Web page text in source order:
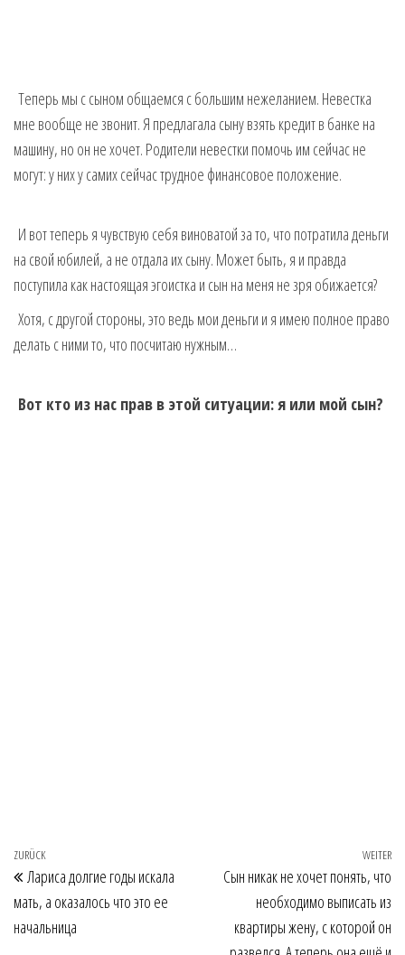
Теперь мы с сыном общаемся с большим нежеланием. Невестка
мне вообще не звонит. Я предлагала сыну взять кредит в банке на
машину, но он не хочет. Родители невестки помочь им сейчас не
могут: у них у самих сейчас трудное финансовое положение.
И вот теперь я чувствую себя виноватой за то, что потратила деньги
на свой юбилей, а не отдала их сыну. Может быть, я и правда
поступила как настоящая эгоистка и сын на меня не зря обижается?
Хотя, с другой стороны, это ведь мои деньги и я имею полное право
делать с ними то, что посчитаю нужным…
Вот кто из нас прав в этой ситуации: я или мой сын?
Beitragsnavigation
Vorheriger Beitrag
ZURÜCK
Лариса долгие годы искала
мать, а оказалось что это ее
начальница
WEITER
Сын никак не хочет понять, что
необходимо выписать из
квартиры жену, с которой он